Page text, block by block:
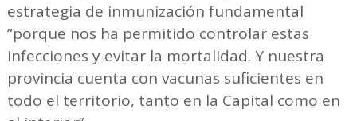
estrategia de inmunización fundamental
“porque nos ha permitido controlar estas
infecciones y evitar la mortalidad. Y nuestra
provincia cuenta con vacunas suficientes en
todo el territorio, tanto en la Capital como en